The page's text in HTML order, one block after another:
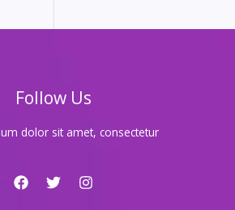
Follow Us
dolor sit amet, consectetur